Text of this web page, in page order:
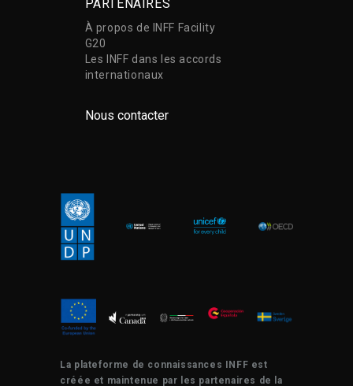
PARTENAIRES
À propos de INFF Facility
G20
Les INFF dans les accords
internationaux
Nous contacter
La plateforme de connaissances INFF est
créée et maintenue par les partenaires de la